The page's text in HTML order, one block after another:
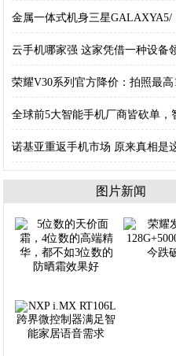
金属一体式机身三星GALAXYA5/
云手机哪家强 这家凭借一种设备
荣耀V30系列官方降价：拍照最高
全球前5大智能手机厂商皆砍单，
诺基亚重返手机市场 原来真相是
图片新闻